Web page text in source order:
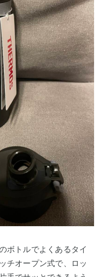
ボトルでよくあるタイ
チオープン式で、ロッ